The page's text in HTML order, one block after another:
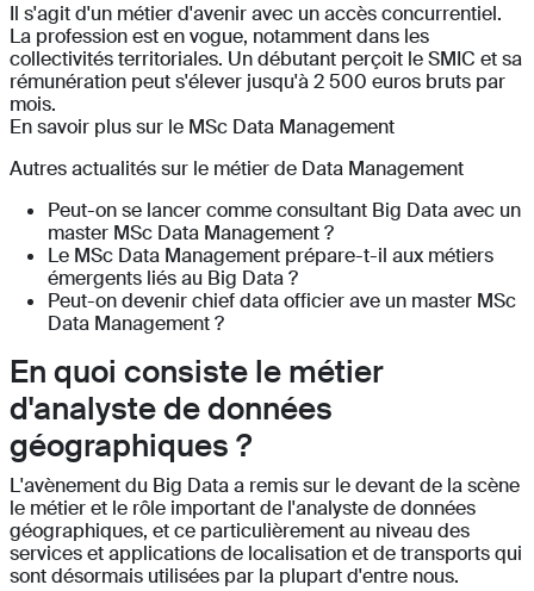
Il s'agit d'un métier d'avenir avec un accès concurrentiel.
La profession est en vogue, notamment dans les
collectivités territoriales. Un débutant perçoit le SMIC et sa
rémunération peut s'élever jusqu'à 2 500 euros bruts par
mois.
En savoir plus sur le MSc Data Management
Autres actualités sur le métier de Data Management
Peut-on se lancer comme consultant Big Data avec un
master MSc Data Management ?
Le MSc Data Management prépare-t-il aux métiers
émergents liés au Big Data ?
Peut-on devenir chief data officier ave un master MSc
Data Management ?
En quoi consiste le métier
d'analyste de données
géographiques ?
L'avènement du Big Data a remis sur le devant de la scène
le métier et le rôle important de l'analyste de données
géographiques, et ce particulièrement au niveau des
services et applications de localisation et de transports qui
sont désormais utilisées par la plupart d'entre nous.